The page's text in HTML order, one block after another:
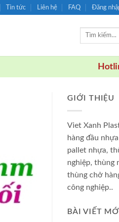
Tin tức Liên hệ FAQ Đăng
Tìm
GIỚI THIỆU
Viet Xanh
hàng đầu
pallet nhựa,
nghiệp, thùng
thùng chở
công nghiệp..
BÀI VIẾT